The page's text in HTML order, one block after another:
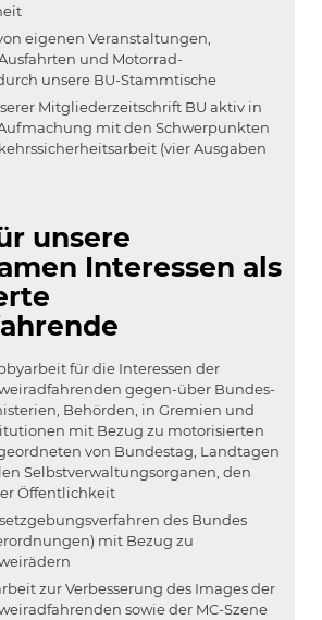
eigenen Veranstaltungen,
und Motorrad-
unsere BU-Stammtische
Mitgliederzeitschrift BU aktiv in
mit den Schwerpunkten
(vier Ausgaben
unsere
Interessen als
für die Interessen der
gegen-über Bundes-
Behörden, in Gremien und
mit Bezug zu motorisierten
von Bundestag, Landtagen
Selbstverwaltungsorganen, den
Öffentlichkeit
des Bundes
mit Bezug zu
zur Verbesserung des Images der
sowie der MC-Szene